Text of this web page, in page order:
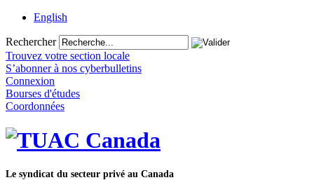
English
Rechercher
Trouvez votre section locale
S’abonner à nos cyberbulletins
Connexion
Bourses d'études
Coordonnées
Le syndicat du secteur privé au Canada